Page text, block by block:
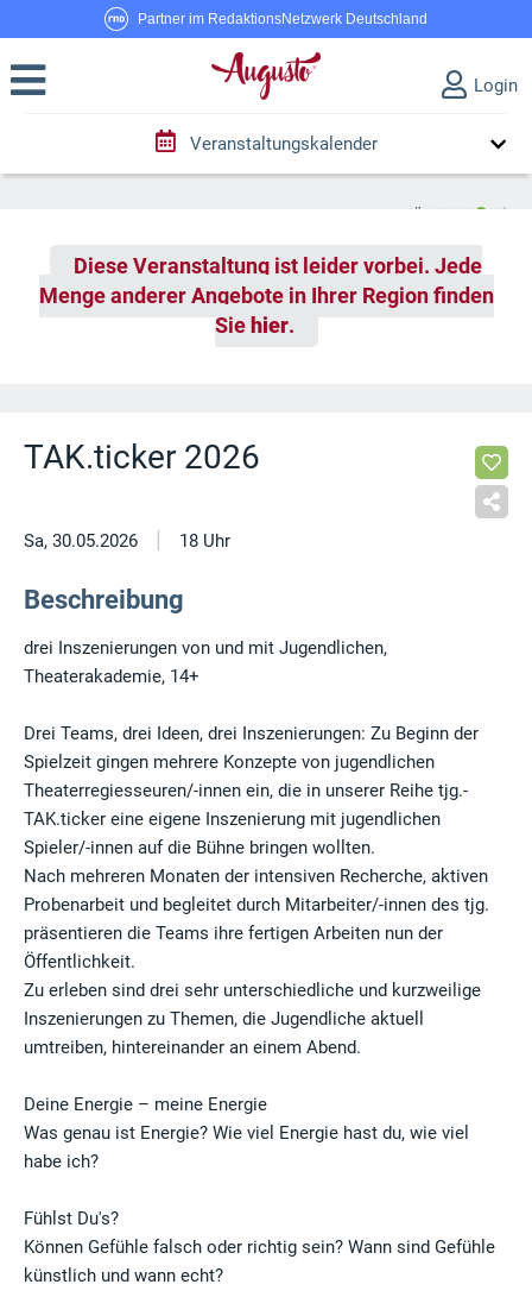
Partner im RedaktionsNetzwerk Deutschland
Login
Veranstaltungskalender
Diese Veranstaltung ist leider vorbei. Jede
Menge anderer Angebote in Ihrer Region finden
Sie hier.
TAK.ticker 2026
Sa, 30.05.2026 | 18 Uhr
Beschreibung
drei Inszenierungen von und mit Jugendlichen,
Theaterakademie, 14+
Drei Teams, drei Ideen, drei Inszenierungen: Zu Beginn der
Spielzeit gingen mehrere Konzepte von jugendlichen
Theaterregiesseuren/-innen ein, die in unserer Reihe tjg.-
TAK.ticker eine eigene Inszenierung mit jugendlichen
Spieler/-innen auf die Bühne bringen wollten.
Nach mehreren Monaten der intensiven Recherche, aktiven
Probenarbeit und begleitet durch Mitarbeiter/-innen des tjg.
präsentieren die Teams ihre fertigen Arbeiten nun der
Öffentlichkeit.
Zu erleben sind drei sehr unterschiedliche und kurzweilige
Inszenierungen zu Themen, die Jugendliche aktuell
umtreiben, hintereinander an einem Abend.
Deine Energie – meine Energie
Was genau ist Energie? Wie viel Energie hast du, wie viel
habe ich?
Fühlst Du's?
Können Gefühle falsch oder richtig sein? Wann sind Gefühle
künstlich und wann echt?